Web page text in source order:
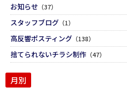
お知らせ （37）
スタッフブログ （1）
高反響ポスティング （138）
捨てられないチラシ制作 （47）
月別